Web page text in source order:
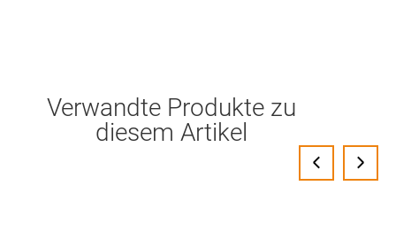
Verwandte Produkte zu
diesem Artikel
‹ ›